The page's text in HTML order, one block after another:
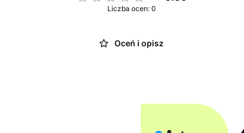
Liczba ocen: 0
Oceń i opisz